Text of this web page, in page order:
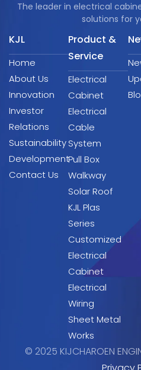
The leader in electrical
solutions for
KJL
Home
About Us
Innovation
Investor
Relations
Sustainability
Development
Contact Us
Product &
Service
Electrical
Cabinet
Electrical
Cable
System
Pull Box
Walkway
Solar Roof
KJL Plas
Series
Customized
Electrical
Cabinet
Electrical
Wiring
Sheet Metal
Works
© 2025 KIJCHAROEN